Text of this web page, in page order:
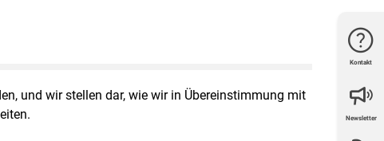
und wir stellen dar, wie wir in Übereinstimmung mit
Kontakt
Newsletter